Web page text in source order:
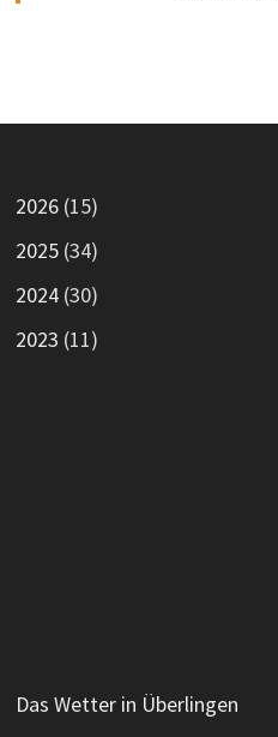
2026(15)
2025(34)
2024(30)
2023 (11)
Das Wetter in Überlingen